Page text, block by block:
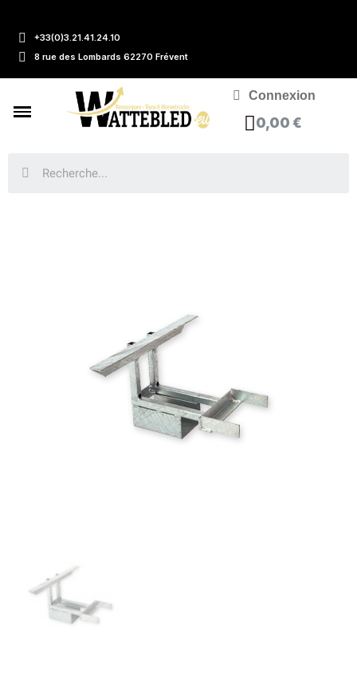
+33(0)3.21.41.24.10
8 rue des Lombards 62270 Frévent
Connexion
0,00 €